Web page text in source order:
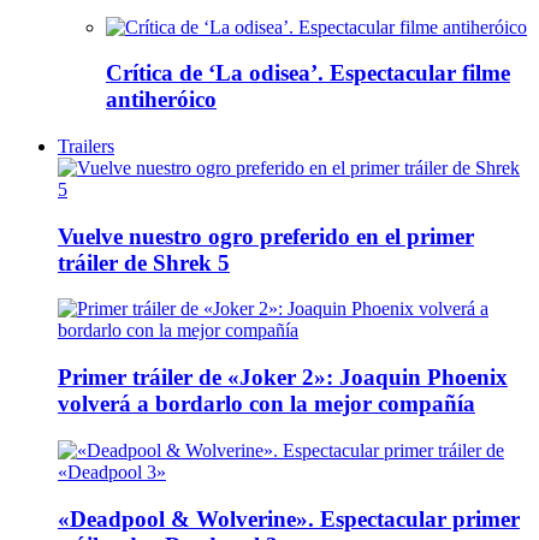
Crítica de ‘La odisea’. Espectacular filme
antiheróico
Trailers
Vuelve nuestro ogro preferido en el primer
tráiler de Shrek 5
Primer tráiler de «Joker 2»: Joaquin Phoenix
volverá a bordarlo con la mejor compañía
«Deadpool & Wolverine». Espectacular primer